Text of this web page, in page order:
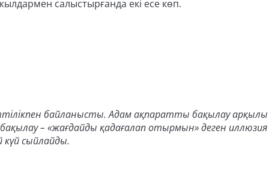
салыстырғанда екі есе көп.
байланысты. Адам ақпаратты бақылау арқылы
бақылау – «жағдайды қадағалап отырмын» деген иллюзия
күй сыйлайды.